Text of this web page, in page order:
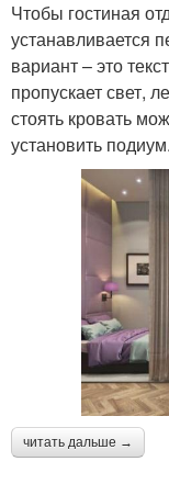
Чтобы гостиная
устанавливается
вариант – это
пропускает свет,
стоять кровать
установить подиум.
читать дальше →